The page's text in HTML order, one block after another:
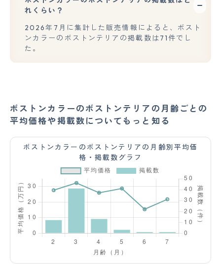
れくらい？
2026年7月に集計した販売情報によると、ボスト
ンカラーのボストンテリアの掲載数は71件でし
た。
ボストンカラーのボストンテリアの月齢ごとの
平均価格や掲載数についてもっと知る
ボストンカラーのボストンテリアの月齢別平均価
格・掲載数グラフ